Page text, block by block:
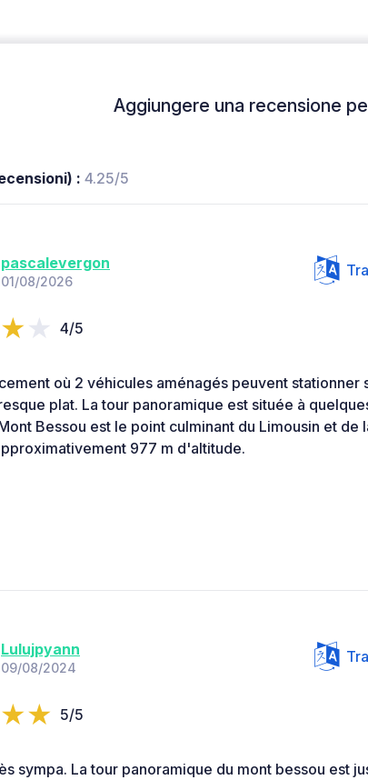
Aggiungere una recensione
: 4.25/5
pascalevergon
01/08/2026
4/5
où 2 véhicules aménagés peuvent stationner
plat. La tour panoramique est située à
Bessou est le point culminant du Limousin et de
977 m d'altitude.
Lulujpyann
09/08/2024
5/5
sympa. La tour panoramique du mont bessou est